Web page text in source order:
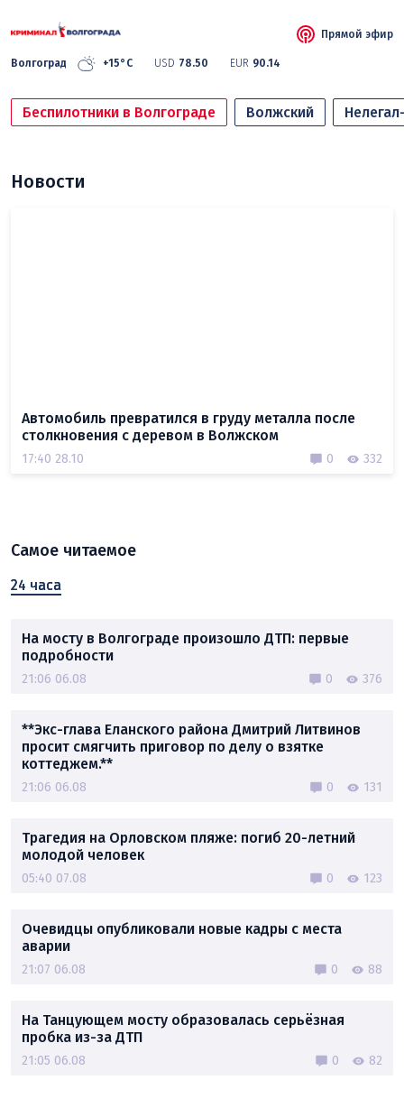
Волгоград +15°C USD 78.50 EUR 90.14
Прямой эфир
Беспилотники в Волгограде Волжский
Новости
Автомобиль превратился в груду металла после
столкновения с деревом в Волжском
17:40 28.10 0 332
Самое читаемое
24 часа
На мосту в Волгограде произошло ДТП: первые
подробности
21:06 06.08 0 376
**Экс-глава Еланского района Дмитрий Литвинов
просит смягчить приговор по делу о взятке
коттеджем.**
21:06 06.08 0 131
Трагедия на Орловском пляже: погиб 20-летний
молодой человек
05:40 07.08 0 123
Очевидцы опубликовали новые кадры с места
аварии
21:07 06.08 0 88
На Танцующем мосту образовалась серьёзная
пробка из-за ДТП
21:05 06.08 0 82